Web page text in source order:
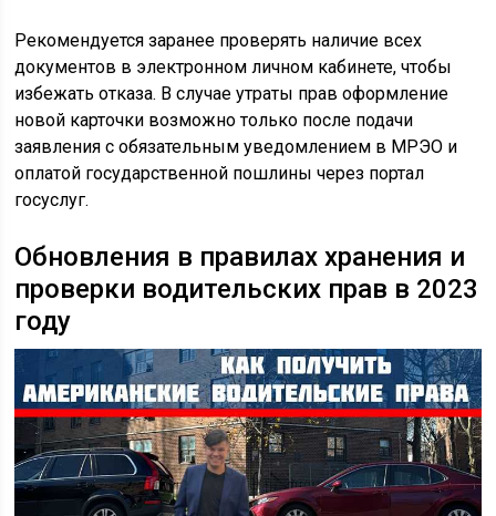
Рекомендуется заранее проверять наличие всех
документов в электронном личном кабинете, чтобы
избежать отказа. В случае утраты прав оформление
новой карточки возможно только после подачи
заявления с обязательным уведомлением в МРЭО и
оплатой государственной пошлины через портал
госуслуг.
Обновления в правилах хранения и
проверки водительских прав в 2023
году